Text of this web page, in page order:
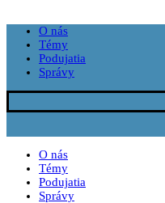
O nás
Témy
Podujatia
Správy
O nás
Témy
Podujatia
Správy